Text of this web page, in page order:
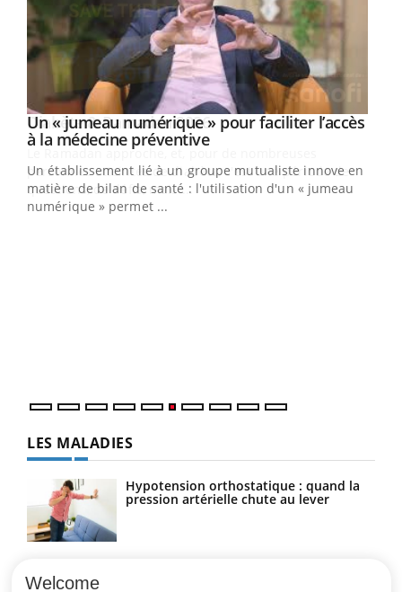
Youtube
Un « jumeau numérique » pour faciliter l’accès
à la médecine préventiveYoutube
Un établissement lié à un groupe mutualiste innove en
matière de bilan de santé : l'utilisation d'un « jumeau
numérique » permet ...
LES MALADIES
Hypotension orthostatique : quand la
pression artérielle chute au lever
Welcome